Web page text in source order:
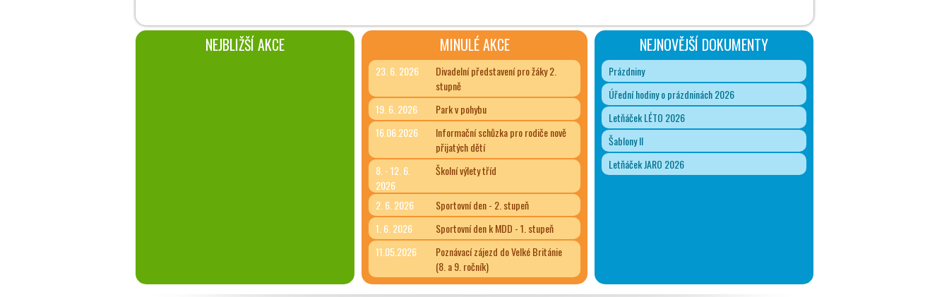
NEJBLIŽŠÍ AKCE MINULÉ AKCE
23. 6. 2026
Divadelní představení pro žáky 2.
stupně
19. 6. 2026
Park v pohybu
16.06.2026
Informační schůzka pro rodiče nově
přijatých dětí
8. - 12. 6.
2026
Školní výlety tříd
2. 6. 2026
Sportovní den - 2. stupeň
1. 6. 2026
Sportovní den k MDD - 1. stupeň
11.05.2026
Poznávací zájezd do Velké Británie
(8. a 9. ročník)
NEJNOVĚJŠÍ DOKUMENTY
Prázdniny
Úřední hodiny o prázdninách 2026
Letňáček LÉTO 2026
Šablony II
Letňáček JARO 2026